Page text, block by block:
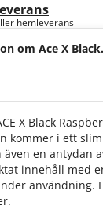
hemleverans
om Ace X Black
X Black
kommer i ett
en antydan
innehåll med
användning.